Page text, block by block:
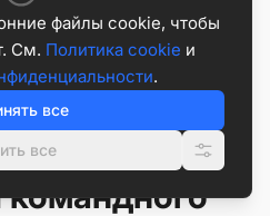
данные клиентов, файлы,
внешних сотрудников.
файлы cookie, чтобы
См. Политика cookie и
.
все
все